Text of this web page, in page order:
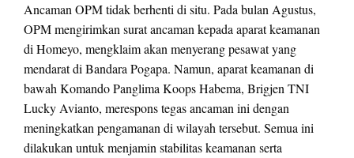
Ancaman OPM tidak berhenti di situ. Pada bulan Agustus,
OPM mengirimkan surat ancaman kepada aparat keamanan
di Homeyo, mengklaim akan menyerang pesawat yang
mendarat di Bandara Pogapa. Namun, aparat keamanan di
bawah Komando Panglima Koops Habema, Brigjen TNI
Lucky Avianto, merespons tegas ancaman ini dengan
meningkatkan pengamanan di wilayah tersebut. Semua ini
dilakukan untuk menjamin stabilitas keamanan serta